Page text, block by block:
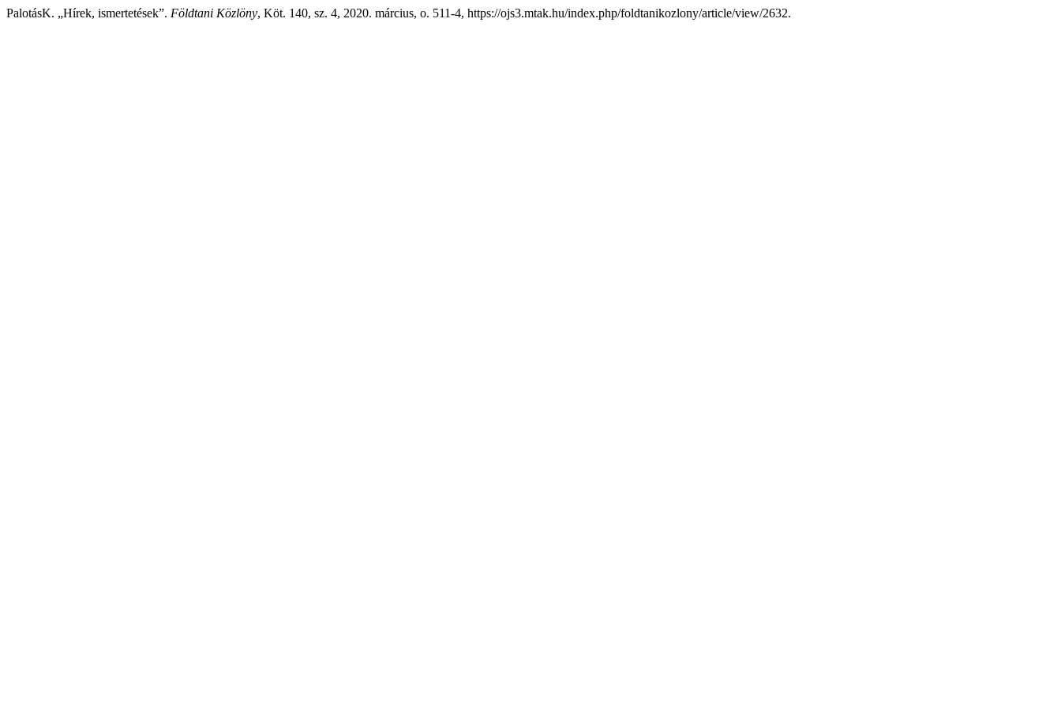
PalotásK. „Hírek, ismertetések”. Földtani Közlöny, Köt. 140, sz. 4, 2020. március, o. 511-4, https://ojs3.mtak.hu/index.php/foldtanikozlony/article/view/2632.